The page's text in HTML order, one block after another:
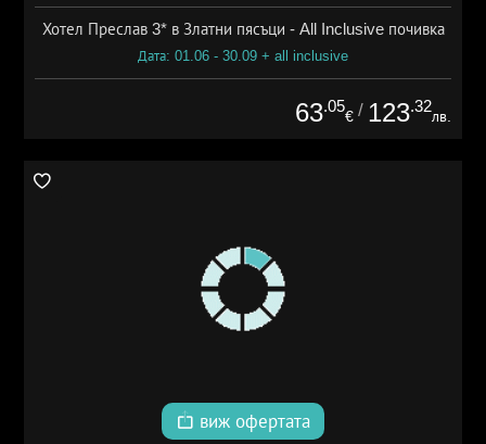
Хотел Преслав 3* в Златни пясъци - All Inclusive почивка
Дата: 01.06 - 30.09 + all inclusive
63.05
€ / 123.32
лв.
виж офертата